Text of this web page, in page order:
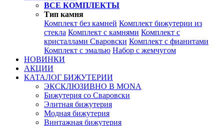
ВСЕ КОМПЛЕКТЫ
Тип камня
Комплект без камней Комплект бижутерии из
стекла Комплект с камнями Комплект с
кристаллами Сваровски Комплект с фианитами
Комплект с эмалью Набор с жемчугом
НОВИНКИ
АКЦИИ
КАТАЛОГ БИЖУТЕРИИ
ЭКСКЛЮЗИВНО В MONA
Бижутерия со Сваровски
Элитная бижутерия
Модная бижутерия
Винтажная бижутерия